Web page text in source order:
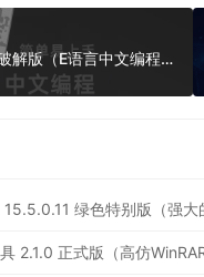
易语言 5.93 绿色增强破解版（E语言中文编程软件，含加密狗完整版）
绿色特别版（强大